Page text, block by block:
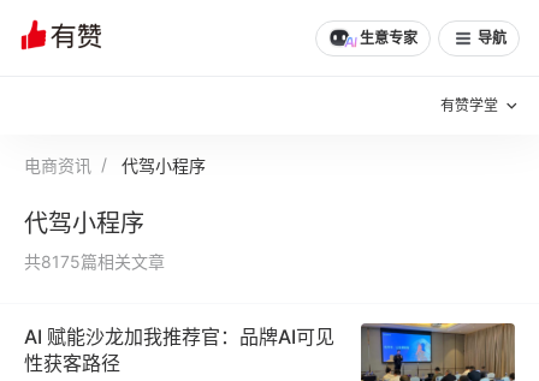
生意专家 导航
有赞学堂
私域日历
有赞成功案例 新零售最佳实践
电商资讯 代驾小程序
代驾小程序
共8175篇相关文章
AI 赋能沙龙加我推荐官：品牌AI可见
性获客路径